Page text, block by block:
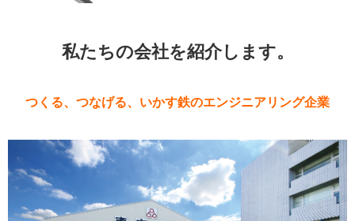
私たちの会社を紹介します。
つくる、つなげる、いかす鉄のエンジニアリング企業